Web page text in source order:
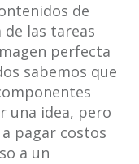
de
de las tareas
perfecta
sabemos que
una idea, pero
pagar costos
a un